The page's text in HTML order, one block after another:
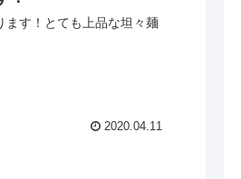
ます！とても上品な坦々麺
2020.04.11